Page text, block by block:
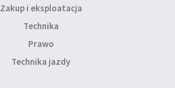
Zakup i eksploatacja
Technika
Prawo
Technika jazdy